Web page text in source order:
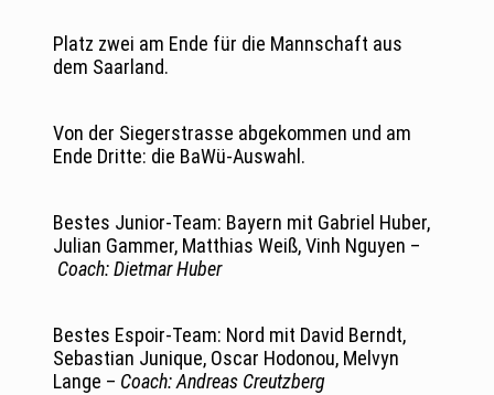
Platz zwei am Ende für die Mannschaft aus
dem Saarland.
Von der Siegerstrasse abgekommen und am
Ende Dritte: die BaWü-Auswahl.
Bestes Junior-Team: Bayern mit Gabriel Huber,
Julian Gammer, Matthias Weiß, Vinh Nguyen –
Coach: Dietmar Huber
Bestes Espoir-Team: Nord mit David Berndt,
Sebastian Junique, Oscar Hodonou, Melvyn
Lange – Coach: Andreas Creutzberg